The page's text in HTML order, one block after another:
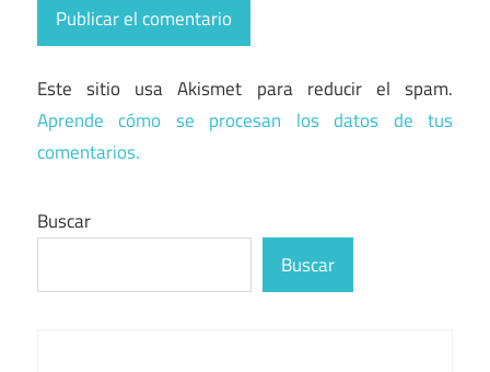
Este sitio usa Akismet para reducir el spam.
Aprende cómo se procesan los datos de tus
comentarios.
Buscar
Buscar